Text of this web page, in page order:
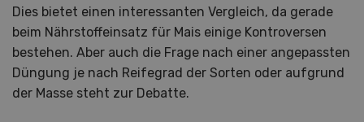
Dies bietet einen interessanten Vergleich, da gerade
beim Nährstoffeinsatz für Mais einige Kontroversen
bestehen. Aber auch die Frage nach einer angepassten
Düngung je nach Reifegrad der Sorten oder aufgrund
der Masse steht zur Debatte.